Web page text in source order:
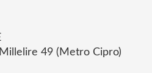
49 (Metro Cipro)